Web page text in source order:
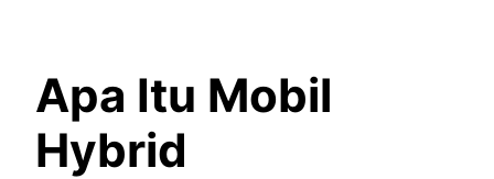
Apa Itu Mobil
Hybrid